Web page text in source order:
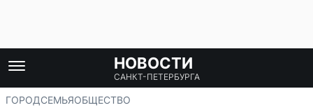
НОВОСТИ
САНКТ-ПЕТЕРБУРГА
ГОРОДСЕМЬЯОБЩЕСТВО